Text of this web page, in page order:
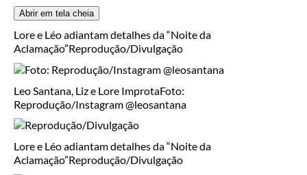
Abrir em tela cheia
Lore e Léo adiantam detalhes da “Noite da
Aclamação”Reprodução/Divulgação
Leo Santana, Liz e Lore ImprotaFoto:
Reprodução/Instagram @leosantana
Lore e Léo adiantam detalhes da “Noite da
Aclamação”Reprodução/Divulgação